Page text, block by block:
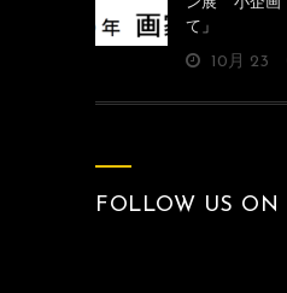
ン展 小企画
て」
10月 23
FOLLOW US ON